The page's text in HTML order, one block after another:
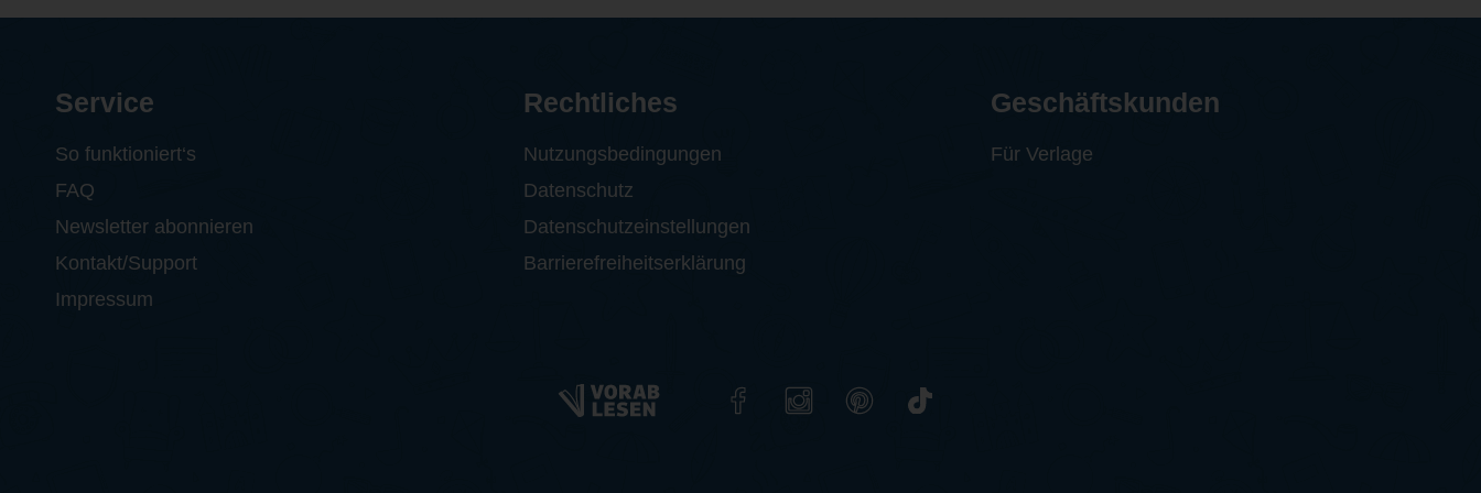
Service
So funktioniert‘s
FAQ
Newsletter abonnieren
Kontakt/Support
Impressum
Rechtliches
Nutzungsbedingungen
Datenschutz
Datenschutzeinstellungen
Barrierefreiheitserklärung
Geschäftskunden
Für Verlage